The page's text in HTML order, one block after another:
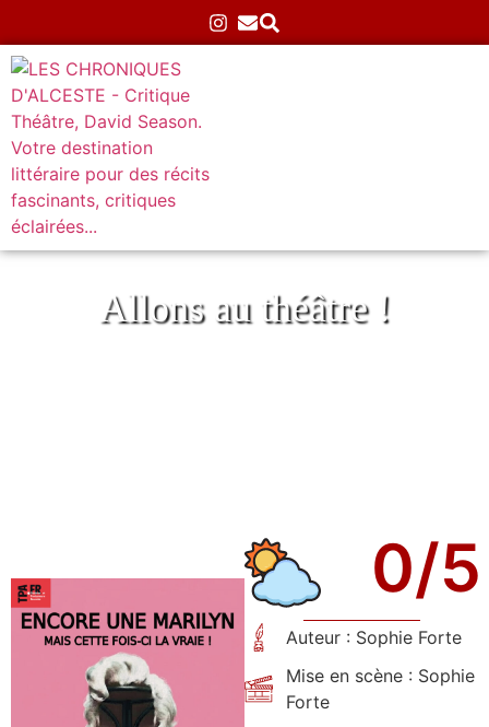
Allons au théâtre !
0/5
Auteur : Sophie Forte
Mise en scène : Sophie
Forte